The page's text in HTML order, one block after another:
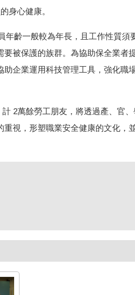
身心健康。
齡一般較為年長，且工作性質須
被保護的族群。為協助保全業者
企業運用科技管理工具，強化職
計 2萬餘勞工朋友，將透過產、官
視，形塑職業安全健康的文化